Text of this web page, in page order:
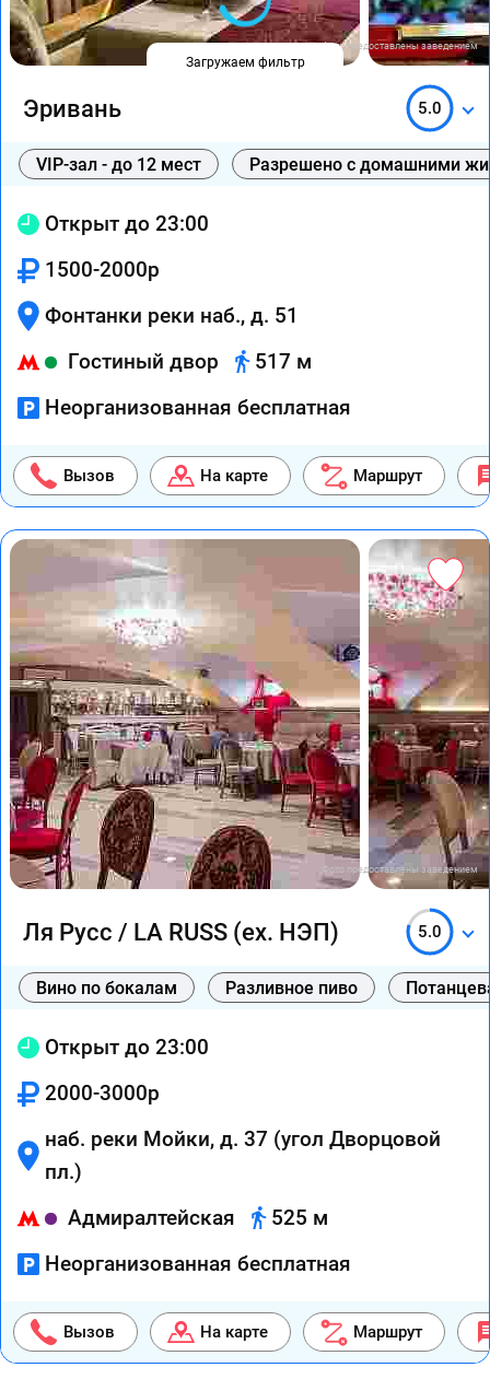
Фото предоставлены заведением
Эривань 5.0
VIP-зал - до 12 мест Разрешено с домашними
Открыт до 23:00
1500-2000р
Фонтанки реки наб., д. 51
Гостиный двор
517 м
Неорганизованная бесплатная
Вызов На карте Маршрут
Фото предоставлены заведением
Ля Русс / LA RUSS (ex. НЭП) 5.0
Вино по бокалам Разливное пиво
Открыт до 23:00
2000-3000р
наб. реки Мойки, д. 37 (угол Дворцовой
пл.)
Адмиралтейская
525 м
Неорганизованная бесплатная
Вызов На карте Маршрут
Загружаем фильтр